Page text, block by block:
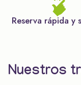
Reserva rápida y
Nuestros